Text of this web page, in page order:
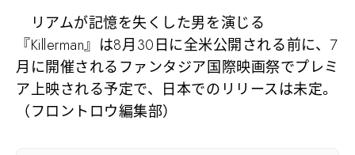
リアムが記憶を失くした男を演じる
『Killerman』は8月30日に全米公開される前に、7
月に開催されるファンタジア国際映画祭でプレミ
ア上映される予定で、日本でのリリースは未定。
（フロントロウ編集部）